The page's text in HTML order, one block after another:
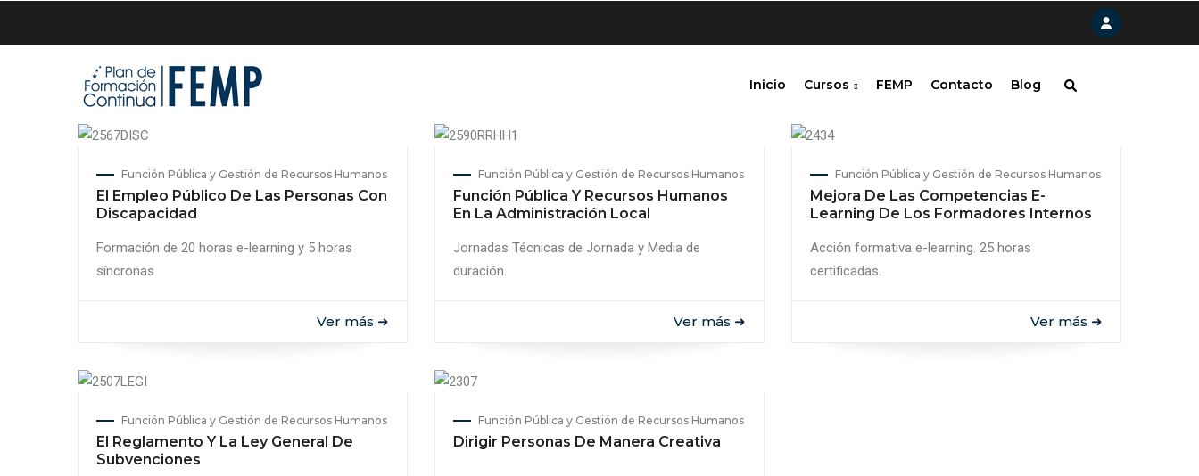
Inicio Cursos FEMP Contacto Blog
Función Pública y Gestión de Recursos Humanos
El Empleo Público De Las Personas Con
Discapacidad
Formación de 20 horas e-learning y 5 horas
síncronas
Ver más ➜
Función Pública y Gestión de Recursos Humanos
Función Pública Y Recursos Humanos
En La Administración Local
Jornadas Técnicas de Jornada y Media de
duración.
Ver más ➜
Función Pública y Gestión de Recursos Humanos
Mejora De Las Competencias E-
Learning De Los Formadores Internos
Acción formativa e-learning. 25 horas
certificadas.
Ver más ➜
Función Pública y Gestión de Recursos Humanos
El Reglamento Y La Ley General De
Subvenciones
Función Pública y Gestión de Recursos Humanos
Dirigir Personas De Manera Creativa